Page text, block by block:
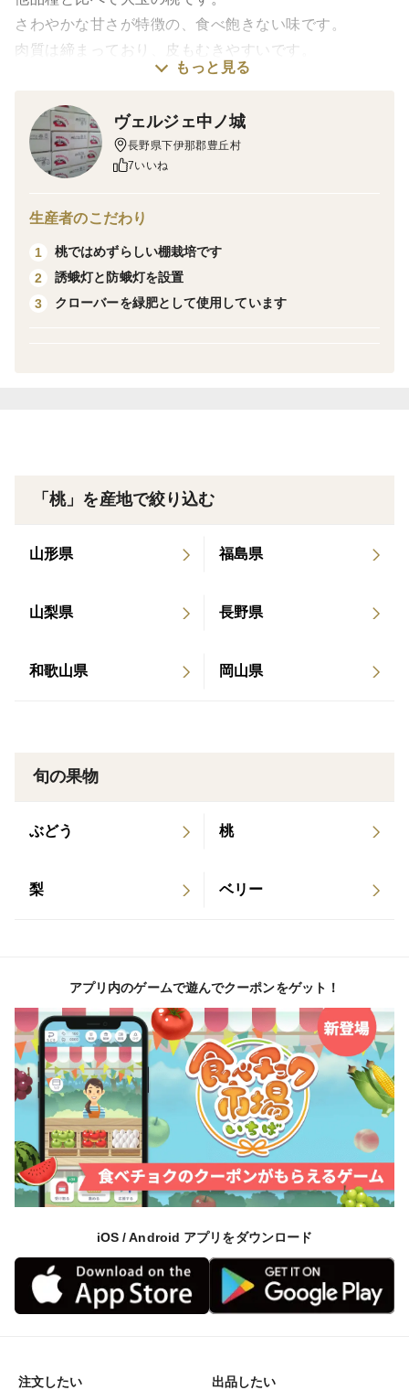
さわやかな甘さが特徴の、食べ飽きない味です。
肉質は締まっており、皮もむきやすいです。
玉数、納期はお任せでお願いします。
当園では、糖度によるランク分けを行なっておりません
ので、高糖度品が含まれます。
なお、宛先地域は、北海道、沖縄、離島を除く国内に限
定させていただきます。
もっと見る
ヴェルジェ中ノ城
長野県下伊那郡豊丘村
7いいね
生産者のこだわり
1
桃ではめずらしい棚栽培です
2
誘蛾灯と防蛾灯を設置
3
クローバーを緑肥として使用しています
「桃」を産地で絞り込む
山形県 福島県
山梨県 長野県
和歌山県 岡山県
旬の果物
ぶどう 桃
梨 ベリー
アプリ内のゲームで遊んでクーポンをゲット！
iOS / Android アプリをダウンロード
注文したい 出品したい